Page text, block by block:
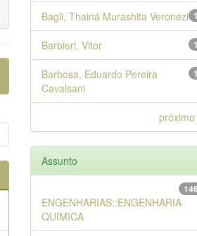
1
Bagli, Thainá Murashita Veronezi
1
Barbieri, Vitor
1
Barbosa, Eduardo Pereira
Cavalsani
próximo
Assunto
146
ENGENHARIAS::ENGENHARIA
QUIMICA